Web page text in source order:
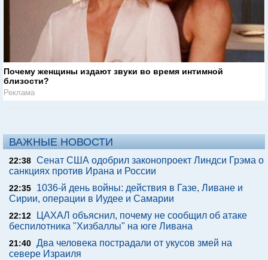
Почему женщины издают звуки во время интимной
близости?
Реклама
ВАЖНЫЕ НОВОСТИ
22:38 Сенат США одобрил законопроект Линдси Грэма о
санкциях против Ирана и России
22:35
1036-й день войны: действия в Газе, Ливане и
Сирии, операции в Иудее и Самарии
22:12
ЦАХАЛ объяснил, почему не сообщил об атаке
беспилотника "Хизбаллы" на юге Ливана
21:40 Два человека пострадали от укусов змей на
севере Израиля